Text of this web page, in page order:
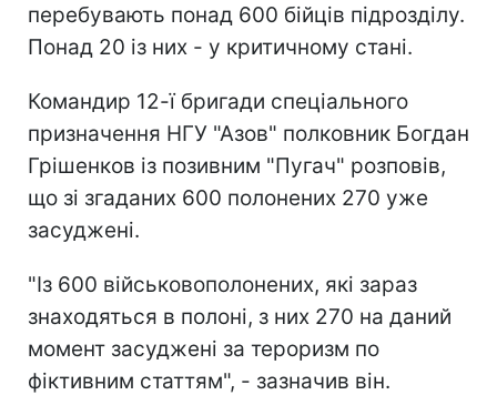
перебувають понад 600 бійців підрозділу.
Понад 20 із них - у критичному стані.
Командир 12-ї бригади спеціального
призначення НГУ "Азов" полковник Богдан
Грішенков із позивним "Пугач" розповів,
що зі згаданих 600 полонених 270 уже
засуджені.
"Із 600 військовополонених, які зараз
знаходяться в полоні, з них 270 на даний
момент засуджені за тероризм по
фіктивним статтям", - зазначив він.